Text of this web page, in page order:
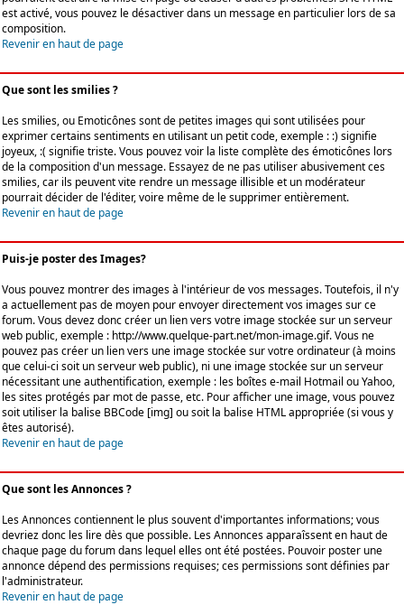
est activé, vous pouvez le désactiver dans un message en particulier lors de sa
composition.
Revenir en haut de page
Que sont les smilies ?
Les smilies, ou Emoticônes sont de petites images qui sont utilisées pour
exprimer certains sentiments en utilisant un petit code, exemple : :) signifie
joyeux, :( signifie triste. Vous pouvez voir la liste complète des émoticônes lors
de la composition d'un message. Essayez de ne pas utiliser abusivement ces
smilies, car ils peuvent vite rendre un message illisible et un modérateur
pourrait décider de l'éditer, voire même de le supprimer entièrement.
Revenir en haut de page
Puis-je poster des Images?
Vous pouvez montrer des images à l'intérieur de vos messages. Toutefois, il n'y
a actuellement pas de moyen pour envoyer directement vos images sur ce
forum. Vous devez donc créer un lien vers votre image stockée sur un serveur
web public, exemple : http://www.quelque-part.net/mon-image.gif. Vous ne
pouvez pas créer un lien vers une image stockée sur votre ordinateur (à moins
que celui-ci soit un serveur web public), ni une image stockée sur un serveur
nécessitant une authentification, exemple : les boîtes e-mail Hotmail ou Yahoo,
les sites protégés par mot de passe, etc. Pour afficher une image, vous pouvez
soit utiliser la balise BBCode [img] ou soit la balise HTML appropriée (si vous y
êtes autorisé).
Revenir en haut de page
Que sont les Annonces ?
Les Annonces contiennent le plus souvent d'importantes informations; vous
devriez donc les lire dès que possible. Les Annonces apparaîssent en haut de
chaque page du forum dans lequel elles ont été postées. Pouvoir poster une
annonce dépend des permissions requises; ces permissions sont définies par
l'administrateur.
Revenir en haut de page